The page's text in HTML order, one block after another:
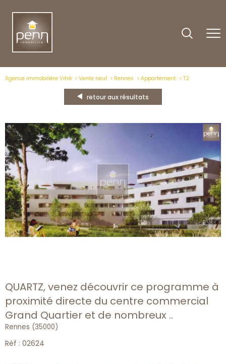
Agence immobilière Vitré Vente neuf Rennes Appartement T2
retour aux résultats
QUARTZ, venez découvrir ce programme à
proximité directe du centre commercial
Grand Quartier et de nombreux ..
Rennes (35000)
Réf : 02624